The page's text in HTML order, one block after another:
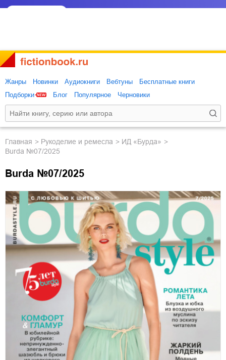
Жанры Новинки Аудиокниги Вебтуны
Бесплатные книги
Подборки
Блог Популярное Черновики
Главная рукоделие и ремесла
ИД «Бурда»
Burda №07/2025
Burda №07/2025